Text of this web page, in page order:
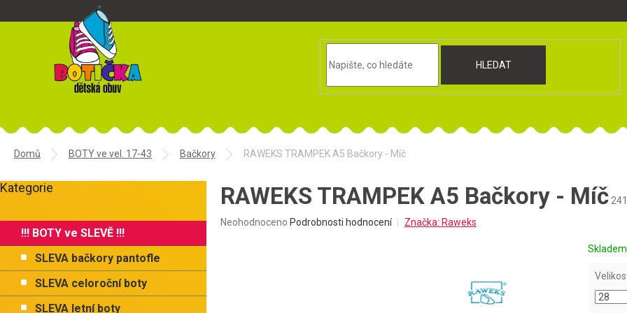
HLEDAT
Domů BOTY ve vel. 17-43 Bačkory RAWEKS TRAMPEK A5 Bačkory - Míč
o
t
n
í
Přeskočit
Kategorie
!!! BOTY ve SLEVĚ !!!
SLEVA bačkory pantofle
SLEVA celoroční boty
SLEVA letní boty
RAWEKS TRAMPEK A5 Bačkory - Míč
Průměrné
Neohodnoceno Podrobnosti hodnocení Značka: Raweks
Skladem